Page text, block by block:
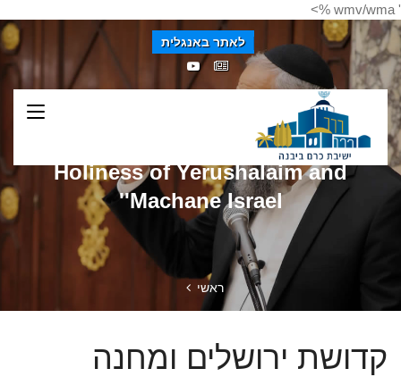
' wmv/wma %>
לאתר באנגלית
Holiness of Yerushalaim and
'Machane Israel'
ראשי
קדושת ירושלים ומחנה